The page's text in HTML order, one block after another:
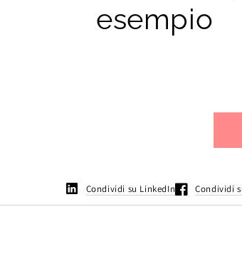
esempio
Condividi su LinkedIn Condividi